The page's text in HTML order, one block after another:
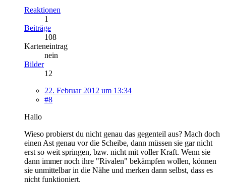
Reaktionen
1
Beiträge
108
Karteneintrag
nein
Bilder
12
22. Februar 2012 um 13:34
#8
Hallo
Wieso probierst du nicht genau das gegenteil aus? Mach doch
einen Ast genau vor die Scheibe, dann müssen sie gar nicht
erst so weit springen, bzw. nicht mit voller Kraft. Wenn sie
dann immer noch ihre "Rivalen" bekämpfen wollen, können
sie unmittelbar in die Nähe und merken dann selbst, dass es
nicht funktioniert.